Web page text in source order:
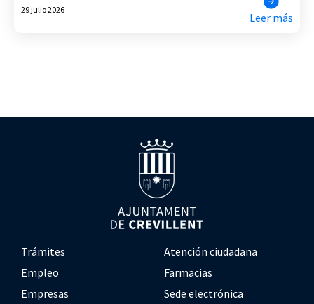
29 julio 2026
Leer más
Trámites
Atención ciudadana
Empleo
Farmacias
Empresas
Sede electrónica